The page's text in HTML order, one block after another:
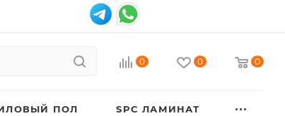
0 0 0
ПОЛ SPC ЛАМИНАТ